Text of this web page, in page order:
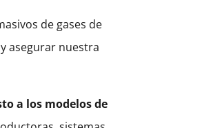
de gases de
asegurar nuestra
a los modelos de